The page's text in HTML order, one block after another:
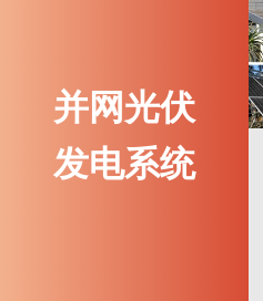
并网光伏
发电系统